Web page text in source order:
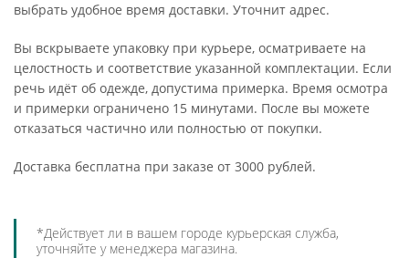
выбрать удобное время доставки. Уточнит адрес.
Вы вскрываете упаковку при курьере, осматриваете на
целостность и соответствие указанной комплектации. Если
речь идёт об одежде, допустима примерка. Время осмотра
и примерки ограничено 15 минутами. После вы можете
отказаться частично или полностью от покупки.
Доставка бесплатна при заказе от 3000 рублей.
*Действует ли в вашем городе курьерская служба,
уточняйте у менеджера магазина.